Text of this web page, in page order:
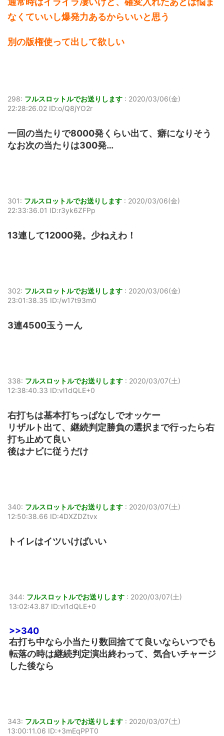
なくていいし爆発力あるからいいと思う
別の版権使って出して欲しい
298: フルスロットルでお送りします : 2020/03/06(金)
22:28:26.02 ID:o/Q8jYO2r
一回の当たりで8000発くらい出て、癖になりそう
なお次の当たりは300発…
301: フルスロットルでお送りします : 2020/03/06(金)
22:33:36.01 ID:r3yk6ZFPp
13連して12000発。少ねえわ！
302: フルスロットルでお送りします : 2020/03/06(金)
23:01:38.35 ID:/w17t93m0
3連4500玉うーん
338: フルスロットルでお送りします : 2020/03/07(土)
12:38:40.33 ID:vl1dQLE+0
右打ちは基本打ちっぱなしでオッケー
リザルト出て、継続判定勝負の選択まで行ったら右
打ち止めて良い
後はナビに従うだけ
340: フルスロットルでお送りします : 2020/03/07(土)
12:50:38.66 ID:4DXZDZtvx
トイレはイツいけばいい
344: フルスロットルでお送りします : 2020/03/07(土)
13:02:43.87 ID:vl1dQLE+0
>>340
右打ち中なら小当たり数回捨てて良いならいつでも
転落の時は継続判定演出終わって、気合いチャージ
した後なら
343: フルスロットルでお送りします : 2020/03/07(土)
13:00:11.06 ID:+3mEqPPT0